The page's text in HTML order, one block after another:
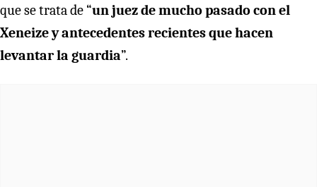
que se trata de “un juez de mucho pasado con el
Xeneize y antecedentes recientes que hacen
levantar la guardia”.